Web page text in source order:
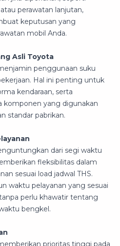
perawatan lanjutan,
keputusan yang
mobil Anda.
Asli Toyota
penggunaan suku
Hal ini penting untuk
kendaraan, serta
komponen yang digunakan
standar pabrikan.
dari segi waktu
fleksibilitas dalam
sesuai load jadwal THS.
waktu pelayanan yang sesuai
perlu khawatir tentang
bengkel.
prioritas tinggi pada